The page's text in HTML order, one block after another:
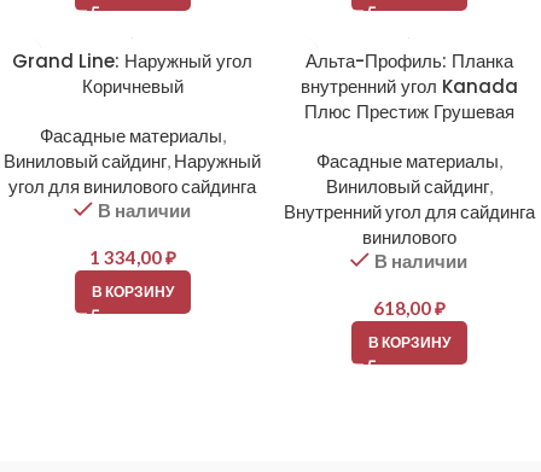
Grand Line: Наружный угол
Коричневый
Фасадные материалы,
Виниловый сайдинг, Наружный
угол для винилового сайдинга
В наличии
1 334,00₽
В КОРЗИНУ
Альта-Профиль: Планка
внутренний угол Kanada
Плюс Престиж Грушевая
Фасадные материалы,
Виниловый сайдинг,
Внутренний угол для сайдинга
винилового
В наличии
618,00₽
В КОРЗИНУ